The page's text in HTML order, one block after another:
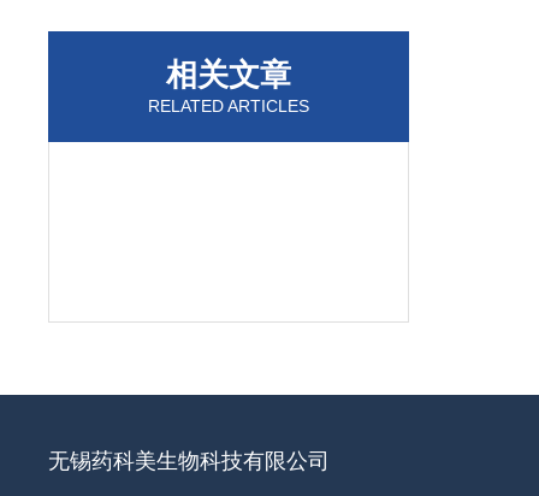
相关文章
RELATED ARTICLES
无锡药科美生物科技有限公司